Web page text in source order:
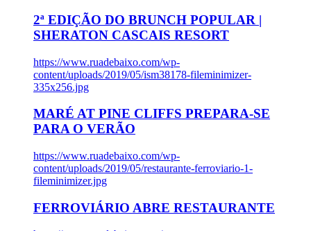
2ª EDIÇÃO DO BRUNCH POPULAR |
SHERATON CASCAIS RESORT
https://www.ruadebaixo.com/wp-
content/uploads/2019/05/ism38178-fileminimizer-
335x256.jpg
MARÉ AT PINE CLIFFS PREPARA-SE
PARA O VERÃO
https://www.ruadebaixo.com/wp-
content/uploads/2019/05/restaurante-ferroviario-1-
fileminimizer.jpg
FERROVIÁRIO ABRE RESTAURANTE